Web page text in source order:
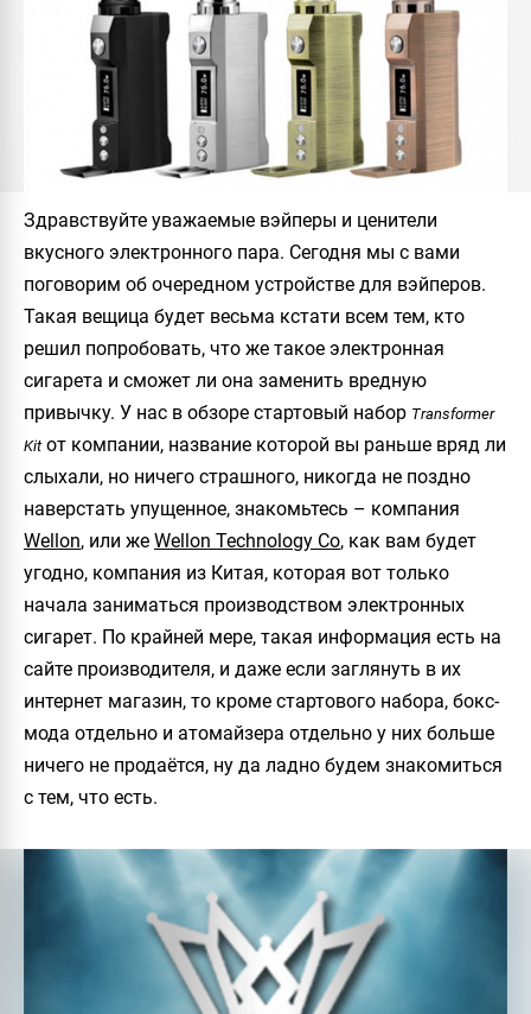
Здравствуйте уважаемые вэйперы и ценители
вкусного электронного пара. Сегодня мы с вами
поговорим об очередном устройстве для вэйперов.
Такая вещица будет весьма кстати всем тем, кто
решил попробовать, что же такое электронная
сигарета и сможет ли она заменить вредную
привычку. У нас в обзоре стартовый набор Transformer
Kitот компании, название которой вы раньше вряд ли
слыхали, но ничего страшного, никогда не поздно
наверстать упущенное, знакомьтесь – компания
Wellon, или же Wellon Technology Co, как вам будет
угодно, компания из Китая, которая вот только
начала заниматься производством электронных
сигарет. По крайней мере, такая информация есть на
сайте производителя, и даже если заглянуть в их
интернет магазин, то кроме стартового набора, бокс-
мода отдельно и атомайзера отдельно у них больше
ничего не продаётся, ну да ладно будем знакомиться
с тем, что есть.